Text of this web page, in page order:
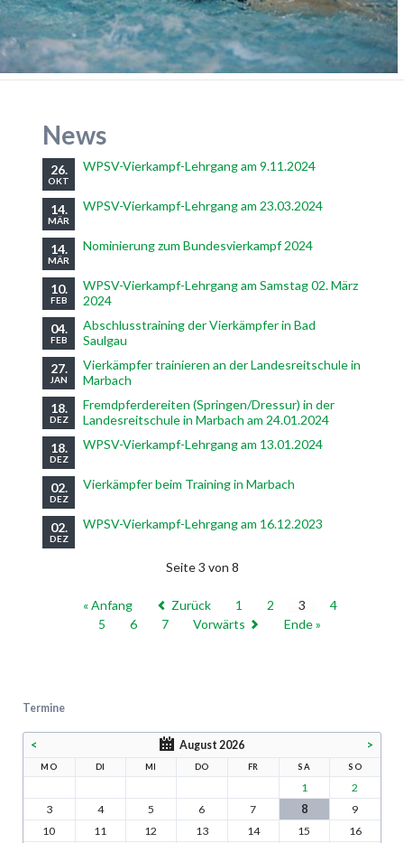
News
26.
OKT
WPSV-Vierkampf-Lehrgang am 9.11.2024
14.
MÄR
WPSV-Vierkampf-Lehrgang am 23.03.2024
14.
MÄR
Nominierung zum Bundesvierkampf 2024
10.
FEB
WPSV-Vierkampf-Lehrgang am Samstag 02. März
2024
04.
FEB
Abschlusstraining der Vierkämpfer in Bad
Saulgau
27.
JAN
Vierkämpfer trainieren an der Landesreitschule in
Marbach
18.
DEZ
Fremdpferdereiten (Springen/Dressur) in der
Landesreitschule in Marbach am 24.01.2024
18.
DEZ
WPSV-Vierkampf-Lehrgang am 13.01.2024
02.
DEZ
Vierkämpfer beim Training in Marbach
02.
DEZ
WPSV-Vierkampf-Lehrgang am 16.12.2023
Seite 3 von 8
« Anfang Zurück 1 2 3
4
5
6 7 Vorwärts Ende »
Termine
< August 2026 >
MO DI MI DO FR SA SO
1
2
3
4 5 6 7 8
9
10
11 12 13 14 15 16